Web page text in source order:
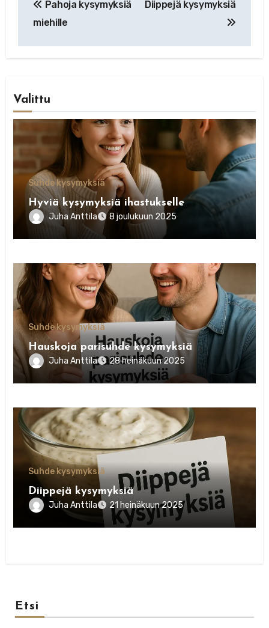
selaus
Pahoja kysymyksiä
miehille
Diippejä kysymyksiä
Valittu
Suhde kysymyksiä
Hyviä kysymyksiä ihastukselle
Juha Anttila 8 joulukuun 2025
Suhde kysymyksiä
Hauskoja parisuhde kysymyksiä
Juha Anttila 28 heinäkuun 2025
Suhde kysymyksiä
Diippejä kysymyksiä
Juha Anttila 21 heinäkuun 2025
Etsi